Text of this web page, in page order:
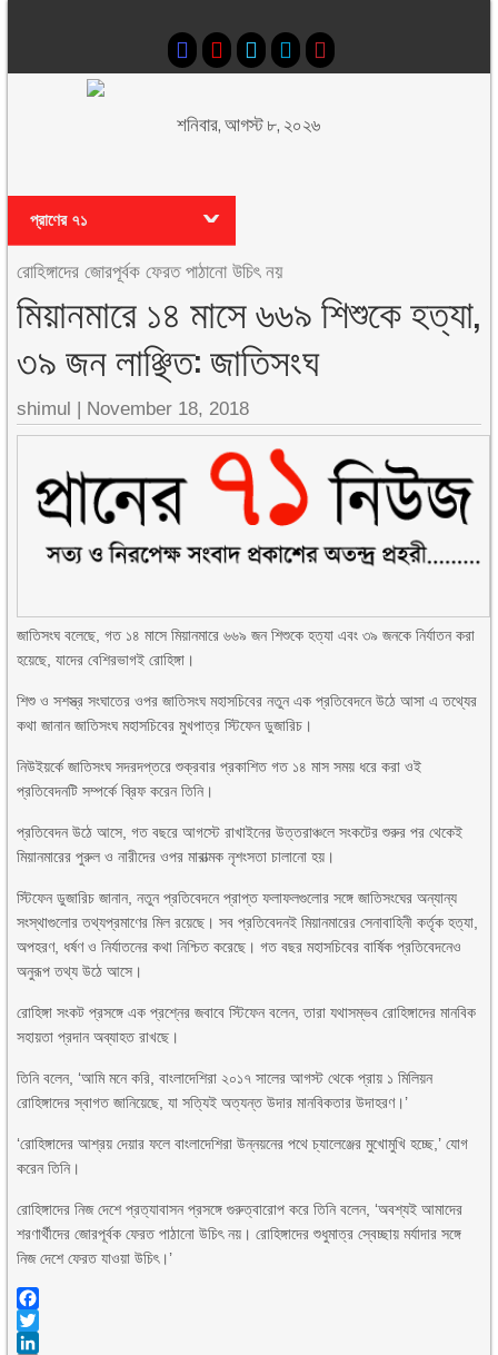
শনিবার, আগস্ট ৮, ২০২৬
প্রাণের ৭১
রোহিঙ্গাদের জোরপূর্বক ফেরত পাঠানো উচিৎ নয়
মিয়ানমারে ১৪ মাসে ৬৬৯ শিশুকে হত্যা,
৩৯ জন লাঞ্ছিত: জাতিসংঘ
shimul | November 18, 2018
জাতিসংঘ বলেছে, গত ১৪ মাসে মিয়ানমারে ৬৬৯ জন শিশুকে হত্যা এবং ৩৯ জনকে নির্যাতন করা
হয়েছে, যাদের বেশিরভাগই রোহিঙ্গা।
শিশু ও সশস্ত্র সংঘাতের ওপর জাতিসংঘ মহাসচিবের নতুন এক প্রতিবেদনে উঠে আসা এ তথ্যের
কথা জানান জাতিসংঘ মহাসচিবের মুখপাত্র স্টিফেন ডুজারিচ।
নিউইয়র্কে জাতিসংঘ সদরদপ্তরে শুক্রবার প্রকাশিত গত ১৪ মাস সময় ধরে করা ওই
প্রতিবেদনটি সম্পর্কে ব্রিফ করেন তিনি।
প্রতিবেদন উঠে আসে, গত বছরে আগস্টে রাখাইনের উত্তরাঞ্চলে সংকটের শুরুর পর থেকেই
মিয়ানমারের পুরুল ও নারীদের ওপর মারাত্মক নৃশংসতা চালানো হয়।
স্টিফেন ডুজারিচ জানান, নতুন প্রতিবেদনে প্রাপ্ত ফলাফলগুলোর সঙ্গে জাতিসংঘের অন্যান্য
সংস্থাগুলোর তথ্যপ্রমাণের মিল রয়েছে। সব প্রতিবেদনই মিয়ানমারের সেনাবাহিনী কর্তৃক হত্যা,
অপহরণ, ধর্ষণ ও নির্যাতনের কথা নিশ্চিত করেছে। গত বছর মহাসচিবের বার্ষিক প্রতিবেদনেও
অনুরূপ তথ্য উঠে আসে।
রোহিঙ্গা সংকট প্রসঙ্গে এক প্রশ্নের জবাবে স্টিফেন বলেন, তারা যথাসম্ভব রোহিঙ্গাদের মানবিক
সহায়তা প্রদান অব্যাহত রাখছে।
তিনি বলেন, ‘আমি মনে করি, বাংলাদেশিরা ২০১৭ সালের আগস্ট থেকে প্রায় ১ মিলিয়ন
রোহিঙ্গাদের স্বাগত জানিয়েছে, যা সত্যিই অত্যন্ত উদার মানবিকতার উদাহরণ।’
‘রোহিঙ্গাদের আশ্রয় দেয়ার ফলে বাংলাদেশিরা উন্নয়নের পথে চ্যালেঞ্জের মুখোমুখি হচ্ছে,’ যোগ
করেন তিনি।
রোহিঙ্গাদের নিজ দেশে প্রত্যাবাসন প্রসঙ্গে গুরুত্বারোপ করে তিনি বলেন, ‘অবশ্যই আমাদের
শরণার্থীদের জোরপূর্বক ফেরত পাঠানো উচিৎ নয়। রোহিঙ্গাদের শুধুমাত্র স্বেচ্ছায় মর্যাদার সঙ্গে
নিজ দেশে ফেরত যাওয়া উচিৎ।’
Facebook
Twitter